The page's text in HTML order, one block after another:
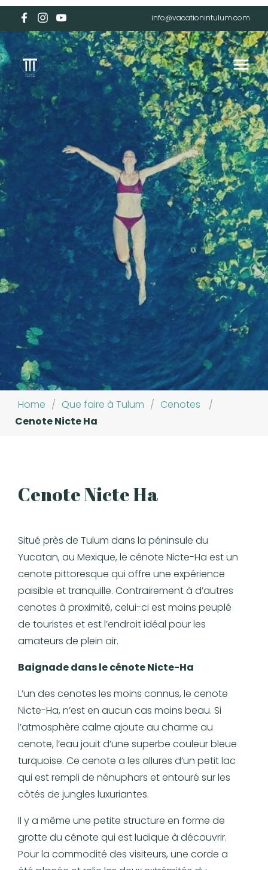
info@vacationintulum.com
Home / Que faire à Tulum / Cenotes
/
Cenote Nicte Ha
Cenote Nicte Ha
Situé près de Tulum dans la péninsule du
Yucatan, au Mexique, le cénote Nicte-Ha est un
cenote pittoresque qui offre une expérience
paisible et tranquille. Contrairement à d’autres
cenotes à proximité, celui-ci est moins peuplé
de touristes et est l’endroit idéal pour les
amateurs de plein air.
Baignade dans le cénote Nicte-Ha
L’un des cenotes les moins connus, le cenote
Nicte-Ha, n’est en aucun cas moins beau. Si
l’atmosphère calme ajoute au charme au
cenote, l’eau jouit d’une superbe couleur bleue
turquoise. Ce cenote a les allures d’un petit lac
qui est rempli de nénuphars et entouré sur les
côtés de jungles luxuriantes.
Il y a même une petite structure en forme de
grotte du cénote qui est ludique à découvrir.
Pour la commodité des visiteurs, une corde a